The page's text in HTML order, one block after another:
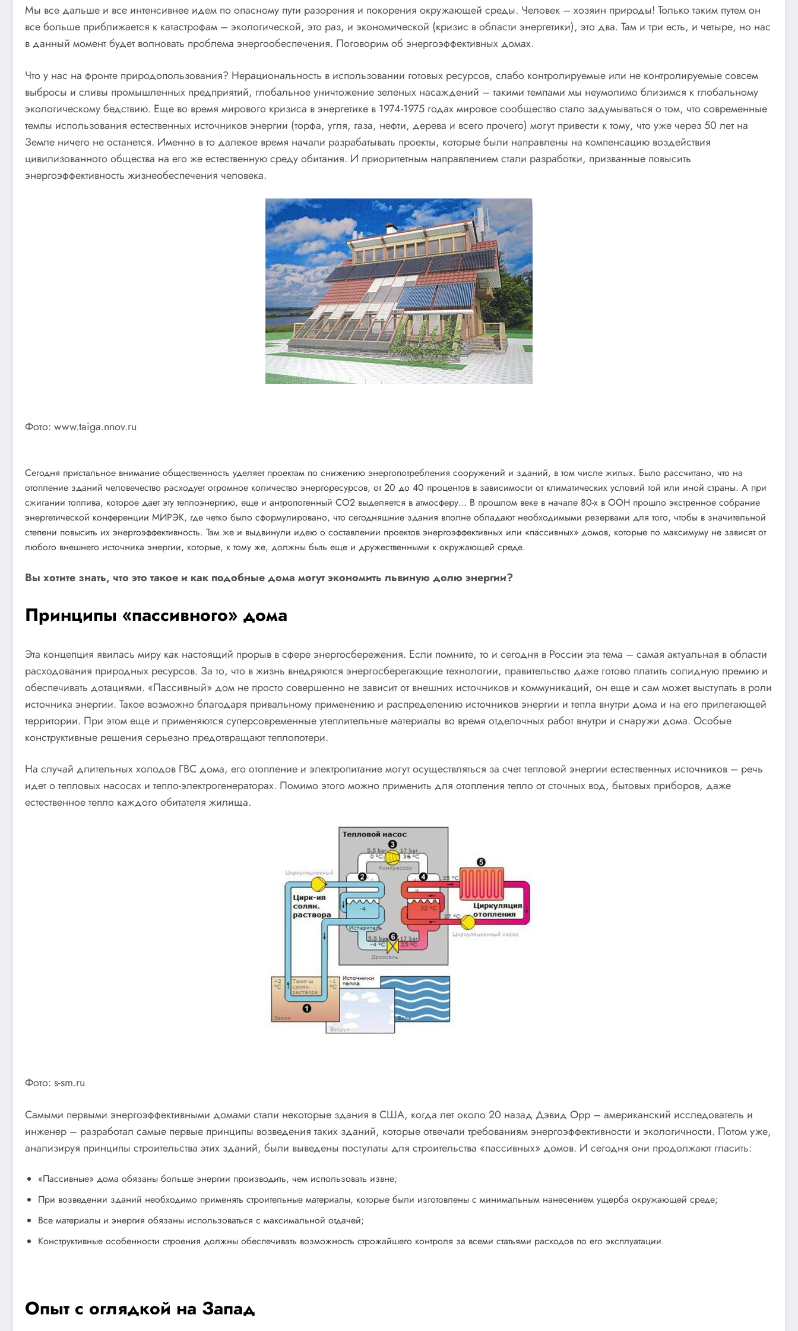
Мы все дальше и все интенсивнее идем по опасному пути разорения и покорения окружающей среды. Человек – хозяин природы! Только таким путем он
все больше приближается к катастрофам – экологической, это раз, и экономической (кризис в области энергетики), это два. Там и три есть, и четыре, но нас
в данный момент будет волновать проблема энергообеспечения. Поговорим об энергоэффективных домах.
Что у нас на фронте природопользования? Нерациональность в использовании готовых ресурсов, слабо контролируемые или не контролируемые совсем
выбросы и сливы промышленных предприятий, глобальное уничтожение зеленых насаждений – такими темпами мы неумолимо близимся к глобальному
экологическому бедствию. Еще во время мирового кризиса в энергетике в 1974-1975 годах мировое сообщество стало задумываться о том, что современные
темпы использования естественных источников энергии (торфа, угля, газа, нефти, дерева и всего прочего) могут привести к тому, что уже через 50 лет на
Земле ничего не останется. Именно в то далекое время начали разрабатывать проекты, которые были направлены на компенсацию воздействия
цивилизованного общества на его же естественную среду обитания. И приоритетным направлением стали разработки, призванные повысить
энергоэффективность жизнеобеспечения человека.
Фото: www.taiga.nnov.ru
Сегодня пристальное внимание общественность уделяет проектам по снижению энергопотребления сооружений и зданий, в том числе жилых. Было рассчитано, что на
отопление зданий человечество расходует огромное количество энергоресурсов, от 20 до 40 процентов в зависимости от климатических условий той или иной страны. А при
сжигании топлива, которое дает эту теплоэнергию, еще и антропогенный CO2 выделяется в атмосферу… В прошлом веке в начале 80-х в ООН прошло экстренное собрание
энергетической конференции МИРЭК, где четко было сформулировано, что сегодняшние здания вполне обладают необходимыми резервами для того, чтобы в значительной
степени повысить их энергоэффективность. Там же и выдвинули идею о составлении проектов энергоэффективных или «пассивных» домов, которые по максимуму не зависят от
любого внешнего источника энергии, которые, к тому же, должны быть еще и дружественными к окружающей среде.
Вы хотите знать, что это такое и как подобные дома могут экономить львиную долю энергии?
Принципы «пассивного» дома
Эта концепция явилась миру как настоящий прорыв в сфере энергосбережения. Если помните, то и сегодня в России эта тема – самая актуальная в области
расходования природных ресурсов. За то, что в жизнь внедряются энергосберегающие технологии, правительство даже готово платить солидную премию и
обеспечивать дотациями. «Пассивный» дом не просто совершенно не зависит от внешних источников и коммуникаций, он еще и сам может выступать в роли
источника энергии. Такое возможно благодаря привальному применению и распределению источников энергии и тепла внутри дома и на его прилегающей
территории. При этом еще и применяются суперсовременные утеплительные материалы во время отделочных работ внутри и снаружи дома. Особые
конструктивные решения серьезно предотвращают теплопотери.
На случай длительных холодов ГВС дома, его отопление и электропитание могут осуществляться за счет тепловой энергии естественных источников – речь
идет о тепловых насосах и тепло-электрогенераторах. Помимо этого можно применить для отопления тепло от сточных вод, бытовых приборов, даже
естественное тепло каждого обитателя жилища.
Фото: s-sm.ru
Самыми первыми энергоэффективными домами стали некоторые здания в США, когда лет около 20 назад Дэвид Орр – американский исследователь и
инженер – разработал самые первые принципы возведения таких зданий, которые отвечали требованиям энергоэффективности и экологичности. Потом уже,
анализируя принципы строительства этих зданий, были выведены постулаты для строительства «пассивных» домов. И сегодня они продолжают гласить:
«Пассивные» дома обязаны больше энергии производить, чем использовать извне;
При возведении зданий необходимо применять строительные материалы, которые были изготовлены с минимальным нанесением ущерба окружающей среде;
Все материалы и энергия обязаны использоваться с максимальной отдачей;
Конструктивные особенности строения должны обеспечивать возможность строжайшего контроля за всеми статьями расходов по его эксплуатации.
Опыт с оглядкой на Запад